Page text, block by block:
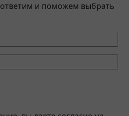
ответим и поможем выбрать